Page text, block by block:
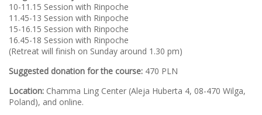
10-11.15 Session with Rinpoche
11.45-13 Session with Rinpoche
15-16.15 Session with Rinpoche
16.45-18 Session with Rinpoche
(Retreat will finish on Sunday around 1.30 pm)
Suggested donation for the course: 470 PLN
Location: Chamma Ling Center (Aleja Huberta 4, 08-470 Wilga,
Poland), and online.